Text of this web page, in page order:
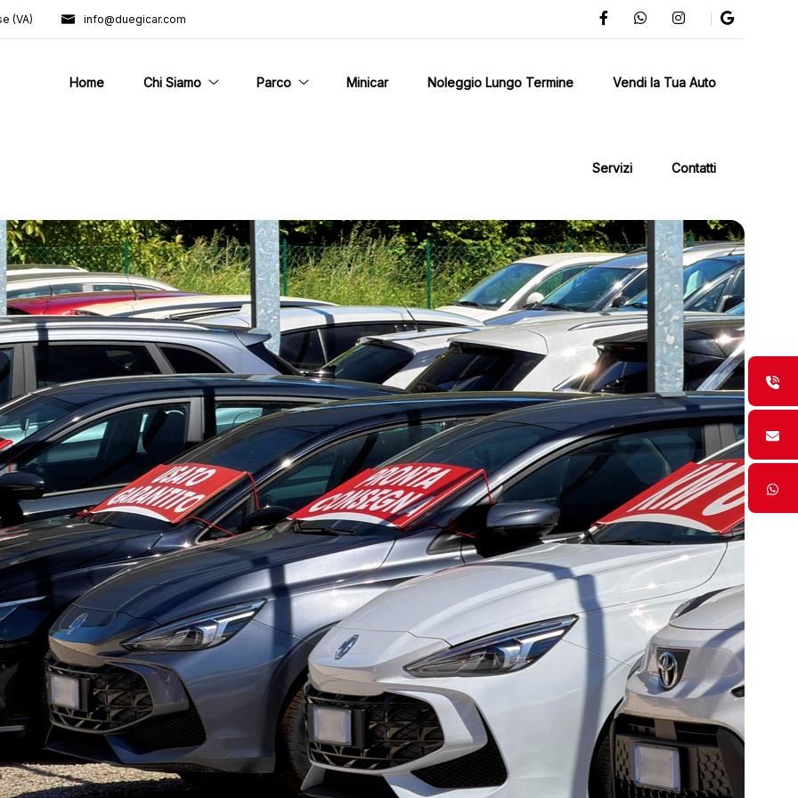
(VA) info@duegicar.com
Home Chi Siamo Parco Minicar Noleggio Lungo Termine Vendi la Tua Auto
Servizi Contatti